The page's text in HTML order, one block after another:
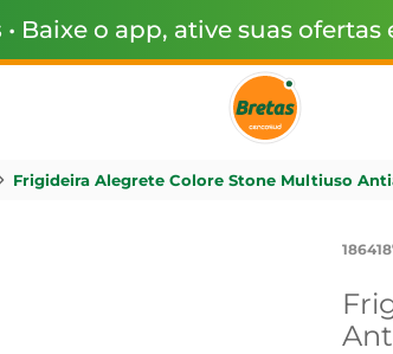
• Baixe o app, ative suas
Frigideira Alegrete Colore Stone Multiuso